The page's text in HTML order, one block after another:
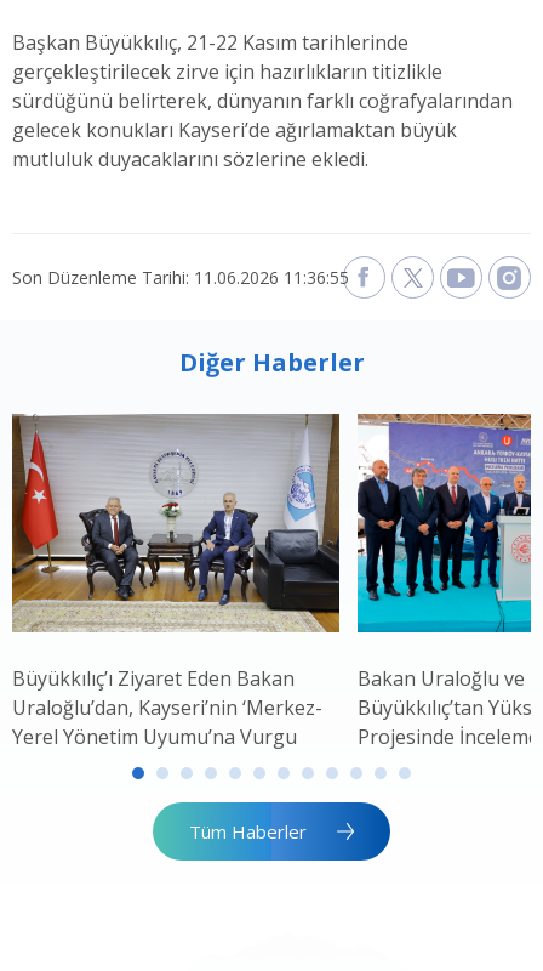
Başkan Büyükkılıç, 21-22 Kasım tarihlerinde
gerçekleştirilecek zirve için hazırlıkların titizlikle
sürdüğünü belirterek, dünyanın farklı coğrafyalarından
gelecek konukları Kayseri’de ağırlamaktan büyük
mutluluk duyacaklarını sözlerine ekledi.
Son Düzenleme Tarihi: 11.06.2026 11:36:55
Diğer Haberler
Büyükkılıç’ı Ziyaret Eden Bakan
Uraloğlu’dan, Kayseri’nin ‘Merkez-
Yerel Yönetim Uyumu’na Vurgu
Bakan Uraloğlu ve
Büyükkılıç’tan
Projesinde İnceleme
Tüm Haberler